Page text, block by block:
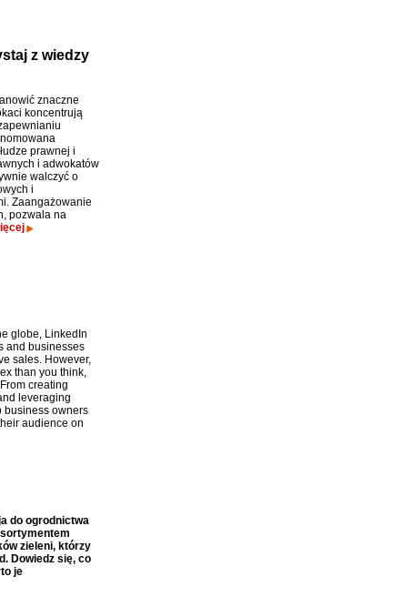
z wiedzy
znaczne
koncentrują
prawnej i
i adwokatów
walczyć o
i
Zaangażowanie
pozwala na
globe, LinkedIn
and businesses
sales. However,
than you think,
creating
leveraging
business owners
audience on
do ogrodnictwa
zieleni, którzy
Dowiedz się, co
je